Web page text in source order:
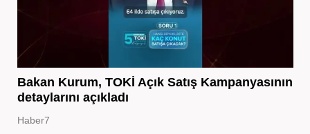
Bakan Kurum, TOKİ Açık Satış Kampanyasının
detaylarını açıkladı
Haber7